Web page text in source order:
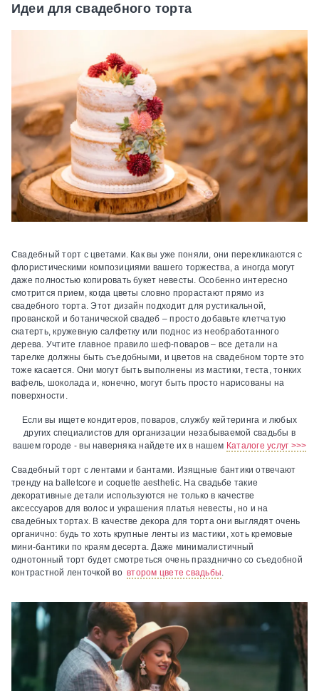
Идеи для свадебного торта
Свадебный торт с цветами. Как вы уже поняли, они перекликаются с
флористическими композициями вашего торжества, а иногда могут
даже полностью копировать букет невесты. Особенно интересно
смотрится прием, когда цветы словно прорастают прямо из
свадебного торта. Этот дизайн подходит для рустикальной,
прованской и ботанической свадеб – просто добавьте клетчатую
скатерть, кружевную салфетку или поднос из необработанного
дерева. Учтите главное правило шеф-поваров – все детали на
тарелке должны быть съедобными, и цветов на свадебном торте это
тоже касается. Они могут быть выполнены из мастики, теста, тонких
вафель, шоколада и, конечно, могут быть просто нарисованы на
поверхности.
Если вы ищете кондитеров, поваров, службу кейтеринга и любых
других специалистов для организации незабываемой свадьбы в
вашем городе - вы наверняка найдете их в нашем Каталоге услуг >>>
Свадебный торт с лентами и бантами. Изящные бантики отвечают
тренду на balletcore и coquette aesthetic. На свадьбе такие
декоративные детали используются не только в качестве
аксессуаров для волос и украшения платья невесты, но и на
свадебных тортах. В качестве декора для торта они выглядят очень
органично: будь то хоть крупные ленты из мастики, хоть кремовые
мини-бантики по краям десерта. Даже минималистичный
однотонный торт будет смотреться очень празднично со съедобной
контрастной ленточкой вовтором цвете свадьбы.